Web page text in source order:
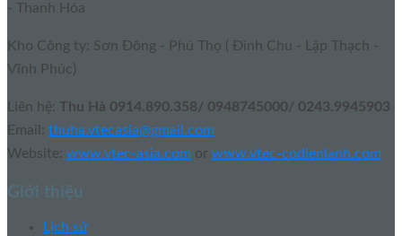
- Thanh Hóa
Kho Công ty: Sơn Đông - Phú Thọ ( Đình Chu - Lập Thạch -
Vĩnh Phúc)
Liên hệ: Thu Hà 0914.890.358/ 0948745000/ 0243.9945903
Email: thuha.vtecasia@gmail.com
Website: www.vtec-asia.com or www.vtec-codienlanh.com
Giới thiệu
Lịch sử